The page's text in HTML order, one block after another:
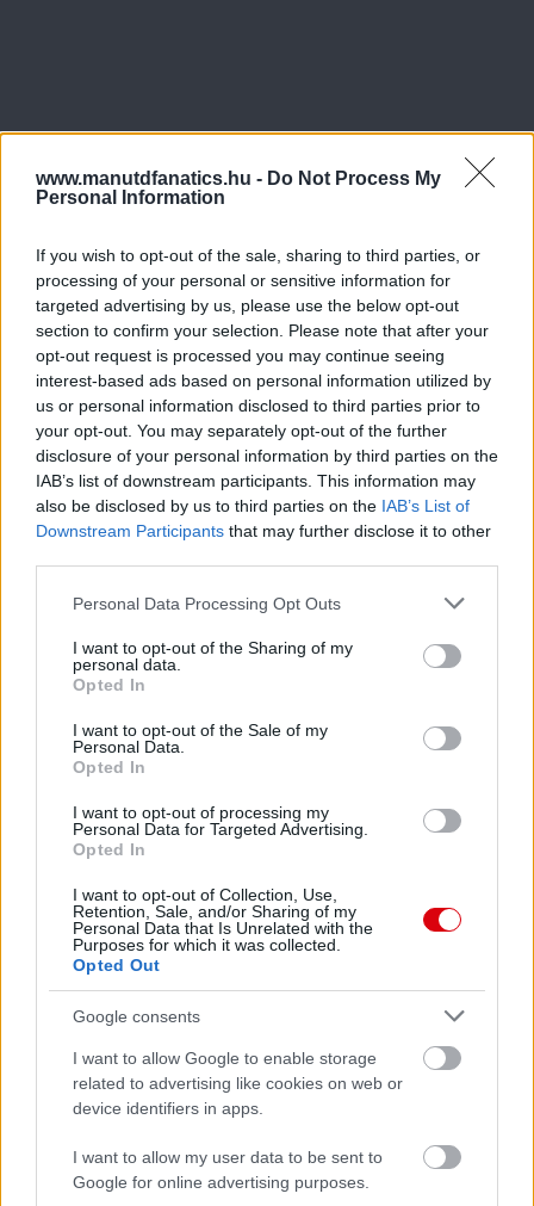
www.manutdfanatics.hu - Do Not Process My
Personal Information
If you wish to opt-out of the sale, sharing to third parties, or
processing of your personal or sensitive information for
targeted advertising by us, please use the below opt-out
section to confirm your selection. Please note that after your
opt-out request is processed you may continue seeing
interest-based ads based on personal information utilized by
us or personal information disclosed to third parties prior to
your opt-out. You may separately opt-out of the further
disclosure of your personal information by third parties on the
IAB’s list of downstream participants. This information may
also be disclosed by us to third parties on the IAB’s List of
Downstream Participants that may further disclose it to other
Please note that this website/app uses one or more Google
not limited to your visit or usage behaviour. You may click to
grant or deny consent to Google and its third-party tags to
use your data for below specified purposes in below Google
consent section.
Personal Data Processing Opt Outs
I want to opt-out of the Sharing of my
personal data.
Opted In
I want to opt-out of the Sale of my
Personal Data.
Opted In
I want to opt-out of processing my
Personal Data for Targeted Advertising.
Opted In
I want to opt-out of Collection, Use,
Retention, Sale, and/or Sharing of my
Personal Data that Is Unrelated with the
Purposes for which it was collected.
Opted Out
Google consents
I want to allow Google to enable storage
related to advertising like cookies on web or
device identifiers in apps.
I want to allow my user data to be sent to
Google for online advertising purposes.
Meccs Center
Paris Saint-Germain
Manchester United
Felkészülési szezon 4. mérkőzés